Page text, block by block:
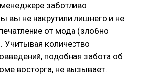
заботливо
вы не накрутили лишнего и не
от мода (злобно
Учитывая количество
подобная забота об
восторга, не вызывает.